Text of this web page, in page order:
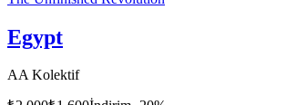
Egypt
AA Kolektif